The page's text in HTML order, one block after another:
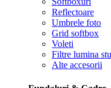
Reflectoare
Umbrele foto
Grid softbox
Voleti
Filtre lumina
Alte accesorii